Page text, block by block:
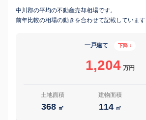
中川郡の平均の不動産売却相場です。
前年比較の相場の動きを合わせて記載しています
一戸建て 下降 ↓
1,204 万円
土地面積
368 ㎡
建物面積
114 ㎡